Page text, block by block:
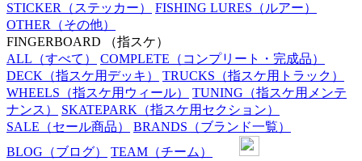
STICKER （ステッカー） FISHING LURES （ルアー）
OTHER （その他）
FINGERBOARD
（指スケ）
ALL （すべて） COMPLETE （コンプリート・完成品）
DECK （指スケ用デッキ） TRUCKS （指スケ用トラック）
WHEELS （指スケ用ウィール） TUNING （指スケ用メンテ
ナンス）
SKATEPARK （指スケ用セクション）
SALE （セール商品） BRANDS （ブランド一覧）
BLOG （ブログ） TEAM （チーム）